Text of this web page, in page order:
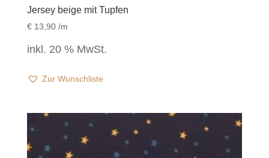
Jersey beige mit Tupfen
€13,90/m
inkl. 20 % MwSt.
Zur Wunschliste